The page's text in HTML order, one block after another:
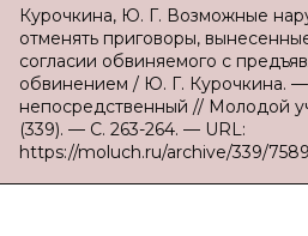
Курочкина, Ю. Г. Возможные
отменять приговоры,
согласии обвиняемого с
обвинением / Ю. Г. Курочкина. —
непосредственный // Молодой
(339). — С. 263-264. — URL:
https://moluch.ru/archive/339/